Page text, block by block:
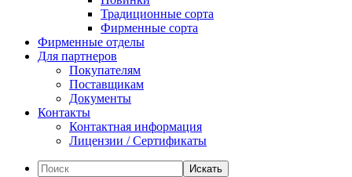
Традиционные сорта
Фирменные сорта
Фирменные отделы
Для партнеров
Покупателям
Поставщикам
Документы
Контакты
Контактная информация
Лицензии / Сертификаты
Искать